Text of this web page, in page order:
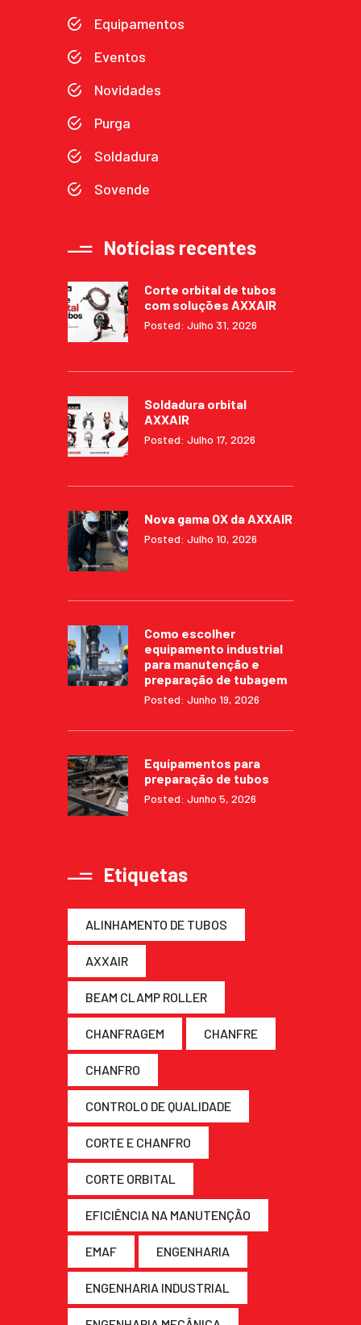
Equipamentos
Eventos
Novidades
Purga
Soldadura
Sovende
Notícias recentes
Corte orbital de tubos
com soluções AXXAIR
Posted: Julho 31, 2026
Soldadura orbital
AXXAIR
Posted: Julho 17, 2026
Nova gama OX da AXXAIR
Posted: Julho 10, 2026
Como escolher
equipamento industrial
para manutenção e
preparação de tubagem
Posted: Junho 19, 2026
Equipamentos para
preparação de tubos
Posted: Junho 5, 2026
Etiquetas
ALINHAMENTO DE TUBOS
AXXAIR
BEAM CLAMP ROLLER
CHANFRAGEM CHANFRE
CHANFRO
CONTROLO DE QUALIDADE
CORTE E CHANFRO
CORTE ORBITAL
EFICIÊNCIA NA MANUTENÇÃO
EMAF ENGENHARIA
ENGENHARIA INDUSTRIAL